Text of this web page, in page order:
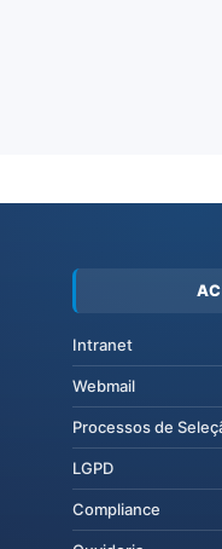
Intranet
Webmail
Processos de
LGPD
Compliance